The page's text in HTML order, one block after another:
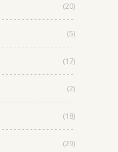
(20)
(5)
(17)
(2)
(18)
(29)